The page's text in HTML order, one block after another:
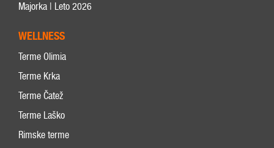
Majorka | Leto 2026
WELLNESS
Terme Olimia
Terme Krka
Terme Čatež
Terme Laško
Rimske terme